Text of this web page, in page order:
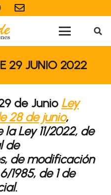
29 JUNIO 2022
de Junio Ley
28 de junio,
Ley 11/2022, de
de
de modificación
1985, de 1 de